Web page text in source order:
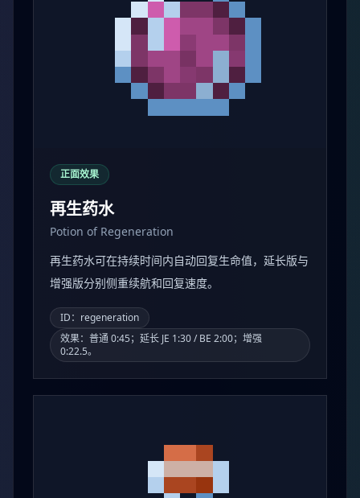
正面效果
再生药水
Potion of Regeneration
再生药水可在持续时间内自动回复生命值，延长版与
增强版分别侧重续航和回复速度。
ID：regeneration
效果：普通 0:45；延长 JE 1:30 / BE 2:00；增强
0:22.5。